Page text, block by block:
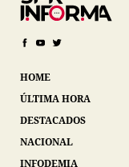
HOME
ÚLTIMA HORA
DESTACADOS
NACIONAL
INFODEMIA